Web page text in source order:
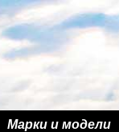
Марки и модели